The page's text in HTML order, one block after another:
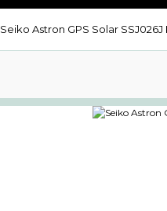
Seiko Astron GPS Solar SSJ026J